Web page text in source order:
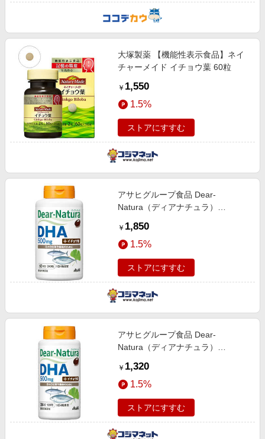
大塚製薬 【機能性表示食品】ネイ
チャーメイド イチョウ葉 60粒
￥ 1,550
1.5%
ストアにすすむ
アサヒグループ食品 Dear-
Natura（ディアナチュラ）
補助食品
￥ 1,850
1.5%
ストアにすすむ
アサヒグループ食品 Dear-
Natura（ディアナチュラ）
補助食品
￥ 1,320
1.5%
ストアにすすむ